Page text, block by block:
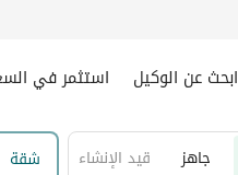
ابحث عن الوكيل استثمر في
جاهز قيد الإنشاء شقة